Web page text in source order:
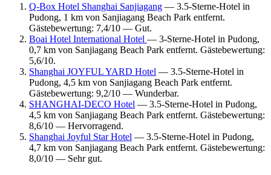
Q-Box Hotel Shanghai Sanjiagang — 3.5-Sterne-Hotel in
Pudong, 1 km von Sanjiagang Beach Park entfernt.
Gästebewertung: 7,4/10 — Gut.
Boai Hotel International Hotel — 3-Sterne-Hotel in Pudong,
0,7 km von Sanjiagang Beach Park entfernt. Gästebewertung:
5,6/10.
Shanghai JOYFUL YARD Hotel — 3.5-Sterne-Hotel in
Pudong, 4,5 km von Sanjiagang Beach Park entfernt.
Gästebewertung: 9,2/10 — Wunderbar.
SHANGHAI-DECO Hotel — 3.5-Sterne-Hotel in Pudong,
4,5 km von Sanjiagang Beach Park entfernt. Gästebewertung:
8,6/10 — Hervorragend.
Shanghai Joyful Star Hotel — 3.5-Sterne-Hotel in Pudong,
4,7 km von Sanjiagang Beach Park entfernt. Gästebewertung:
8,0/10 — Sehr gut.